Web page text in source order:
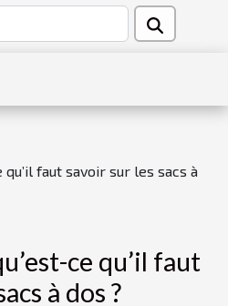
qu’il faut savoir sur les sacs à
ce qu’il faut
à dos ?